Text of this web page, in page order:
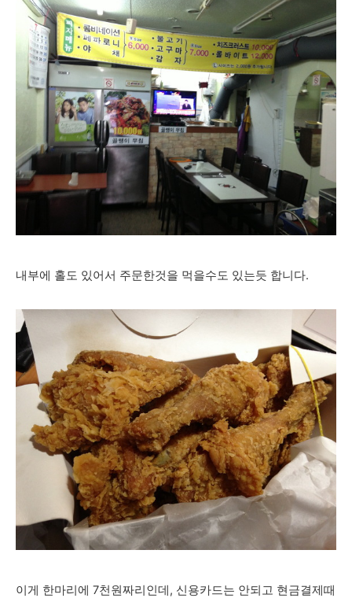
내부에 홀도 있어서 주문한것을 먹을수도 있는듯 합니다.
이게 한마리에 7천원짜리인데, 신용카드는 안되고 현금결제때